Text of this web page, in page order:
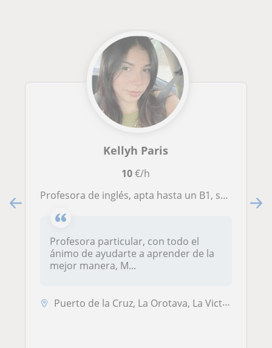
Kellyh Paris
10€/h
Profesora de inglés, apta hasta un B1, soy estudiante de universidad, pero apasionada en lo que enseño
Profesora particular, con todo el
ánimo de ayudarte a aprender de la
mejor manera, M...
Puerto de la Cruz, La Orotava, La Victoria de Acentejo, Los Realejos, ...